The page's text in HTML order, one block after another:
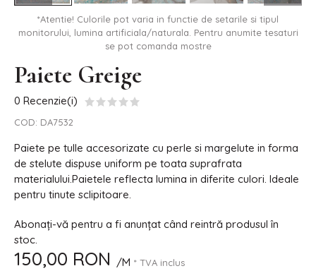
*Atentie! Culorile pot varia in functie de setarile si tipul
monitorului, lumina artificiala/naturala. Pentru anumite tesaturi
se pot comanda mostre
Paiete Greige
0 Recenzie(i)
COD: DA7532
Paiete pe tulle accesorizate cu perle si margelute in forma
de stelute dispuse uniform pe toata suprafrata
materialului.Paietele reflecta lumina in diferite culori. Ideale
pentru tinute sclipitoare.
Abonați-vă pentru a fi anunțat când reintră produsul în
stoc.
150,00 RON /M * TVA inclus